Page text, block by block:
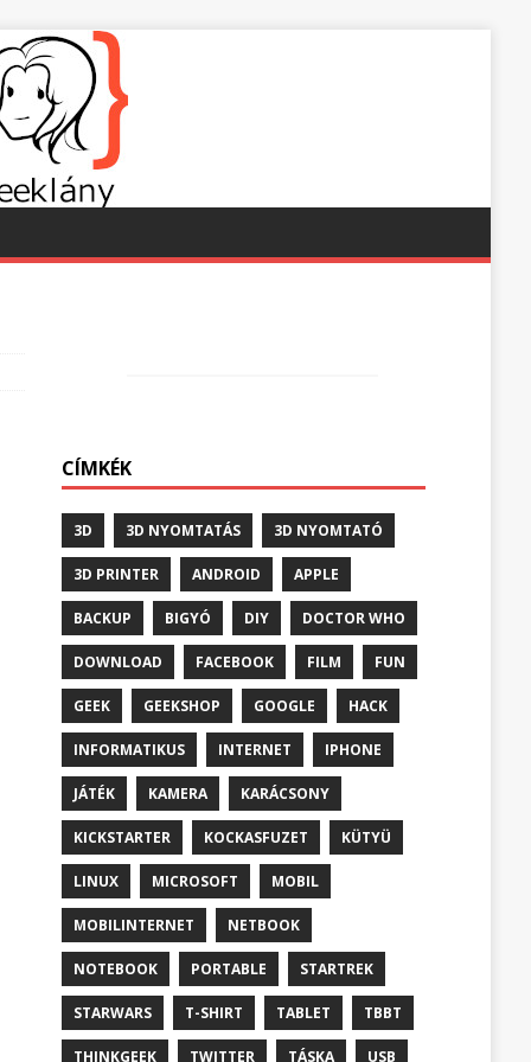
CÍMKÉK
3D 3D NYOMTATÁS 3D NYOMTATÓ
3D PRINTER ANDROID APPLE
BACKUP BIGYÓ DIY DOCTOR WHO
DOWNLOAD FACEBOOK FILM FUN
GEEK GEEKSHOP GOOGLE HACK
INFORMATIKUS INTERNET IPHONE
JÁTÉK KAMERA KARÁCSONY
KICKSTARTER KOCKASFUZET KÜTYÜ
LINUX MICROSOFT MOBIL
MOBILINTERNET NETBOOK
NOTEBOOK PORTABLE STARTREK
STARWARS T-SHIRT TABLET TBBT
THINKGEEK TWITTER TÁSKA USB